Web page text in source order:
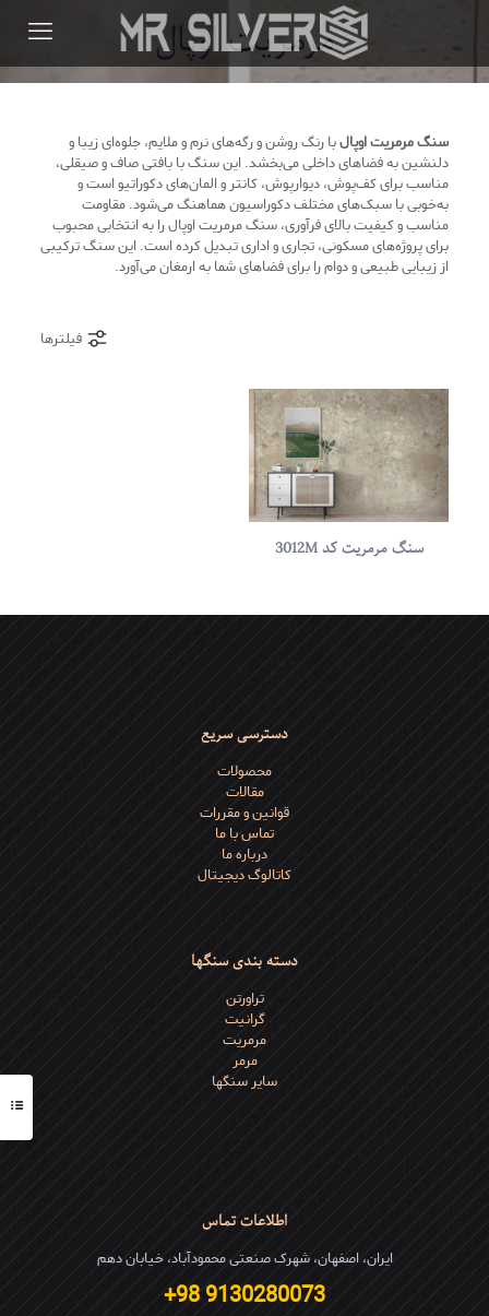
مرمریت اوپال
سنگ مرمریت اوپالبا رنگ روشن و رگه‌های نرم و ملایم، جلوه‌ای زیبا و
دلنشین به فضاهای داخلی می‌بخشد. این سنگ با بافتی صاف و صیقلی،
مناسب برای کف‌پوش، دیوارپوش، کانتر و المان‌های دکوراتیو است و
به‌خوبی با سبک‌های مختلف دکوراسیون هماهنگ می‌شود. مقاومت
مناسب و کیفیت بالای فرآوری، سنگ مرمریت اوپال را به انتخابی محبوب
برای پروژه‌های مسکونی، تجاری و اداری تبدیل کرده است. این سنگ ترکیبی
از زیبایی طبیعی و دوام را برای فضاهای شما به ارمغان می‌آورد.
فیلترها
سنگ مرمریت کد 3012M
دسترسی سریع
محصولات
مقالات
قوانین و مقررات
تماس با ما
درباره ما
کاتالوگ دیجیتال
دسته بندی سنگها
تراورتن
گرانیت
مرمریت
مرمر
سایر سنگها
اطلاعات تماس
ایران، اصفهان، شهرک صنعتی محمودآباد، خیابان دهم
9130280073 98+